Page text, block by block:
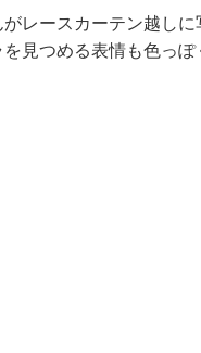
レースカーテン越し
見つめる表情も色っぽ